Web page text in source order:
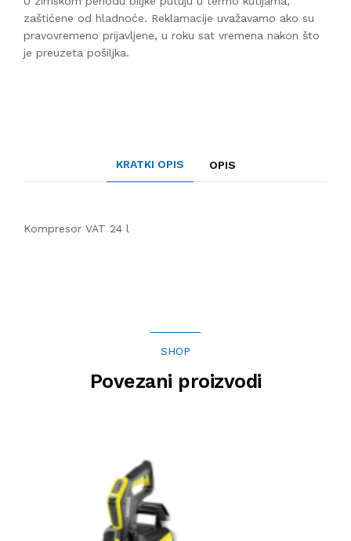
zaštićene od hladnoće. Reklamacije uvažavamo ako su
pravovremeno prijavljene, u roku sat vremena nakon što
je preuzeta pošiljka.
KRATKI OPIS OPIS
Kompresor VAT 24 l
SHOP
Povezani proizvodi